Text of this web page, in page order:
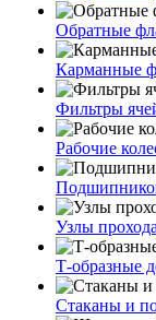
Обратные
Карманные
Фильтры
Рабочие
Узлы
Т-образные
Стаканы и